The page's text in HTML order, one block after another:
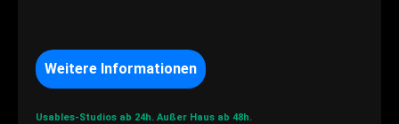
Weitere Informationen
Usables-Studios ab 24h. Außer Haus ab 48h.